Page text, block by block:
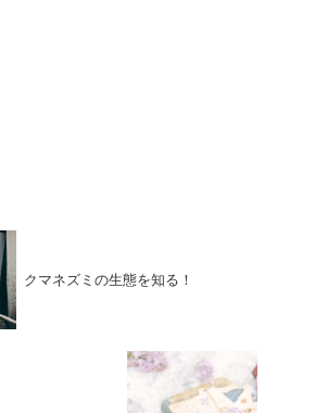
クマネズミの生態を知る！